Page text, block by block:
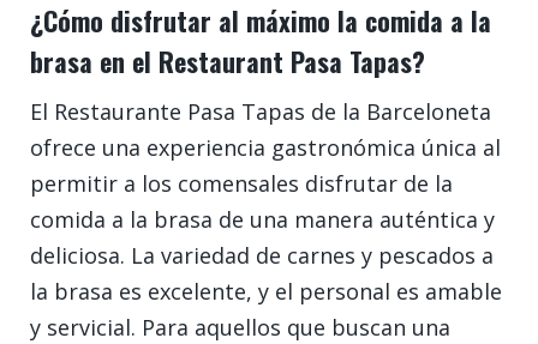
¿Cómo disfrutar al máximo la comida a la
brasa en el Restaurant Pasa Tapas?
El Restaurante Pasa Tapas de la Barceloneta
ofrece una experiencia gastronómica única al
permitir a los comensales disfrutar de la
comida a la brasa de una manera auténtica y
deliciosa. La variedad de carnes y pescados a
la brasa es excelente, y el personal es amable
y servicial. Para aquellos que buscan una